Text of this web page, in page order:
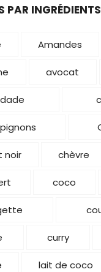
PAR INGRÉDIENTS
Amandes
avocat
noir chèvre
coco
curry
lait de coco